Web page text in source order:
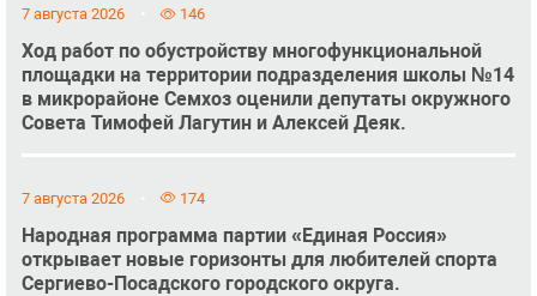
7 августа 2026 146
Ход работ по обустройству многофункциональной
площадки на территории подразделения школы №14
в микрорайоне Семхоз оценили депутаты окружного
Совета Тимофей Лагутин и Алексей Деяк.
7 августа 2026 174
Народная программа партии «Единая Россия»
открывает новые горизонты для любителей спорта
Сергиево-Посадского городского округа.